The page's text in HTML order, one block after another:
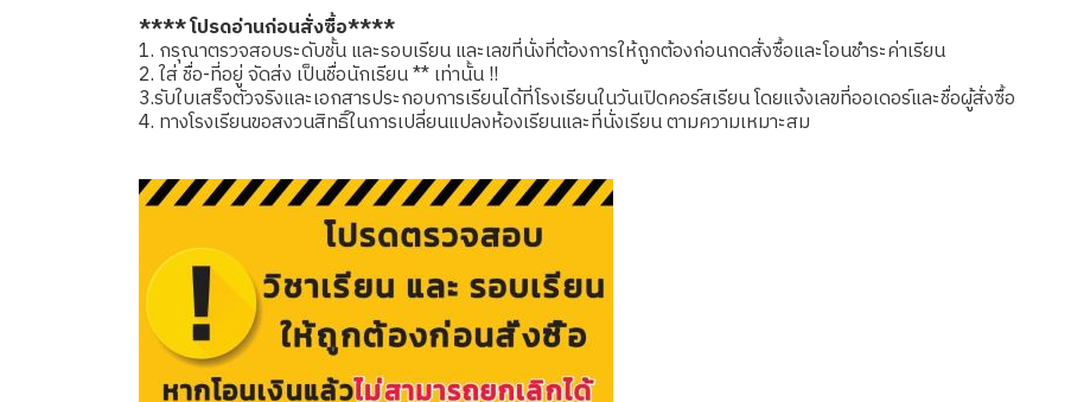
**** โปรดอ่านก่อนสั่งซื้อ****
1. กรุณาตรวจสอบระดับชั้น และรอบเรียน และเลขที่นั่งที่ต้องการให้ถูกต้องก่อนกดสั่งซื้อและโอนชำระค่าเรียน
2. ใส่ ชื่อ-ที่อยู่ จัดส่ง เป็นชื่อนักเรียน ** เท่านั้น !!
3.รับใบเสร็จตัวจริงและเอกสารประกอบการเรียนได้ที่โรงเรียนในวันเปิดคอร์สเรียน โดยแจ้งเลขที่ออเดอร์และชื่อผู้สั่งซื้อ
4. ทางโรงเรียนขอสงวนสิทธิ์ในการเปลี่ยนแปลงห้องเรียนและที่นั่งเรียน ตามความเหมาะสม